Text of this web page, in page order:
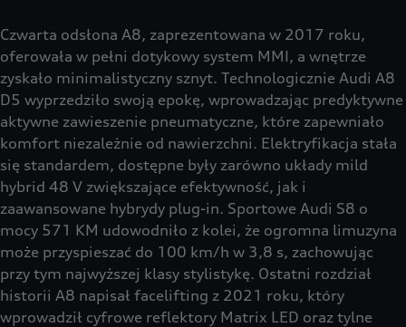
Czwarta odsłona A8, zaprezentowana w 2017 roku,
oferowała w pełni dotykowy system MMI, a wnętrze
zyskało minimalistyczny sznyt. Technologicznie Audi A8
D5 wyprzedziło swoją epokę, wprowadzając predyktywne
aktywne zawieszenie pneumatyczne, które zapewniało
komfort niezależnie od nawierzchni. Elektryfikacja stała
się standardem, dostępne były zarówno układy mild
hybrid 48 V zwiększające efektywność, jak i
zaawansowane hybrydy plug-in. Sportowe Audi S8 o
mocy 571 KM udowodniło z kolei, że ogromna limuzyna
może przyspieszać do 100 km/h w 3,8 s, zachowując
przy tym najwyższej klasy stylistykę. Ostatni rozdział
historii A8 napisał facelifting z 2021 roku, który
wprowadził cyfrowe reflektory Matrix LED oraz tylne